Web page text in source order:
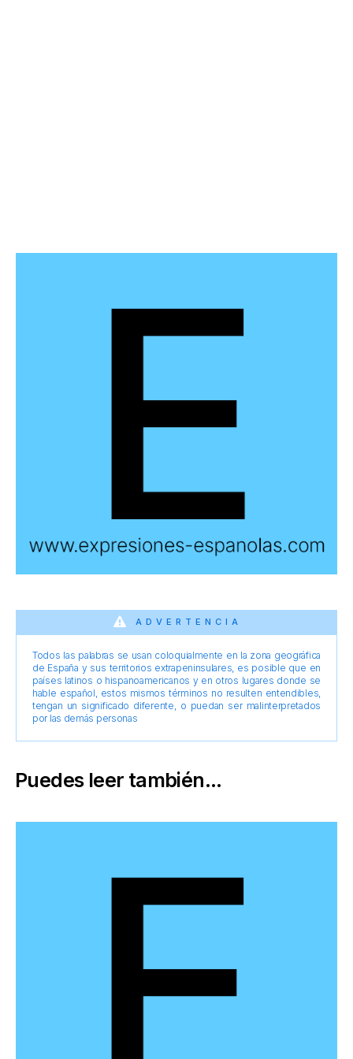
ADVERTENCIA
Todos las palabras se usan coloquialmente en la zona geográfica
de España y sus territorios extrapeninsulares, es posible que en
países latinos o hispanoamericanos y en otros lugares donde se
hable español, estos mismos términos no resulten entendibles,
tengan un significado diferente, o puedan ser malinterpretados
por las demás personas
Puedes leer también...